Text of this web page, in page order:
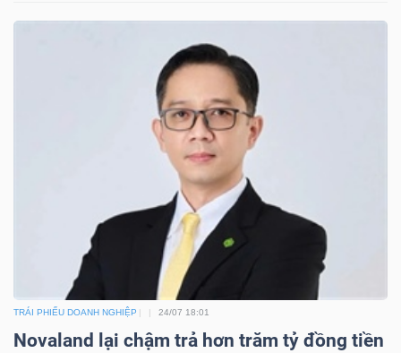
TRÁI PHIẾU DOANH NGHIỆP 24/07 18:01
Novaland lại chậm trả hơn trăm tỷ đồng tiền
Cổ đông lớn
(-)